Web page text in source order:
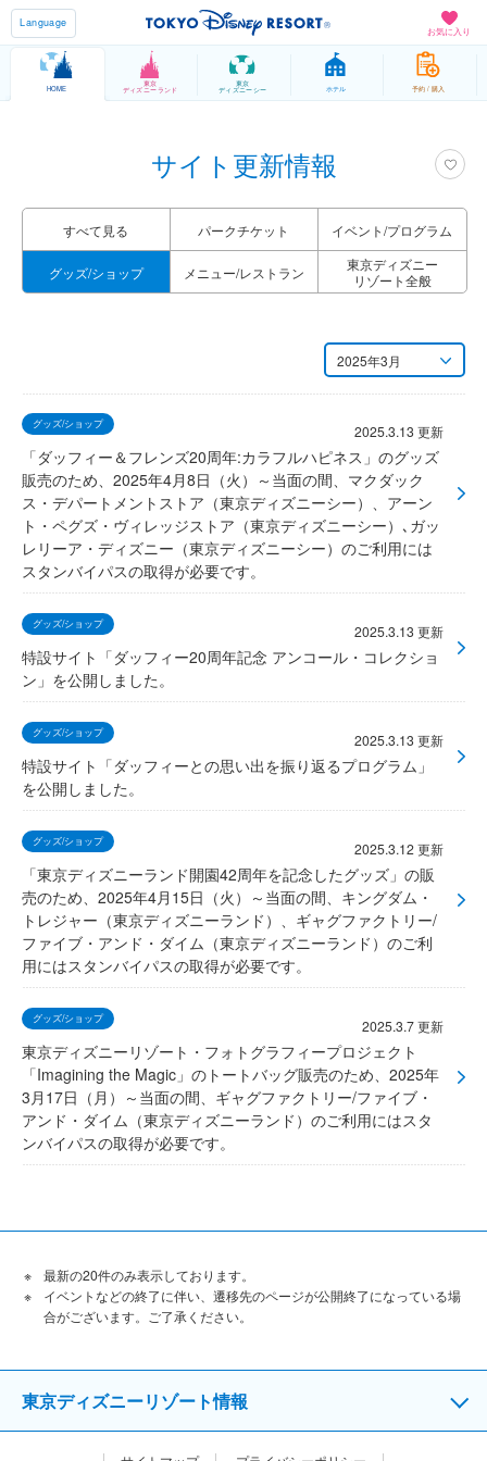
お気に入り
Language
HOME
東京
ディズニーランド
東京
ディズニーシー ホテル 予約 / 購入
サイト更新情報
すべて見る パークチケット イベント/プログラム
グッズ/ショップ メニュー/レストラン
東京ディズニー
リゾート全般
2025年3月
月別
2026年8月
2026年7月
2026年6月
2026年5月
2026年2月
2025年12月
2025年11月
2025年10月
2025年9月
グッズ/ショップ 2025.3.13 更新
「ダッフィー＆フレンズ20周年:カラフルハピネス」のグッズ
販売のため、2025年4月8日（火）～当面の間、マクダック
ス・デパートメントストア（東京ディズニーシー）、アーン
ト・ペグズ・ヴィレッジストア（東京ディズニーシー）､ガッ
レリーア・ディズニー（東京ディズニーシー）のご利用には
スタンバイパスの取得が必要です。
グッズ/ショップ 2025.3.13 更新
特設サイト「ダッフィー20周年記念 アンコール・コレクショ
ン」を公開しました。
グッズ/ショップ 2025.3.13 更新
特設サイト「ダッフィーとの思い出を振り返るプログラム」
を公開しました。
グッズ/ショップ 2025.3.12 更新
「東京ディズニーランド開園42周年を記念したグッズ」の販
売のため、2025年4月15日（火）～当面の間、キングダム・
トレジャー（東京ディズニーランド）、ギャグファクトリー/
ファイブ・アンド・ダイム（東京ディズニーランド）のご利
用にはスタンバイパスの取得が必要です。
グッズ/ショップ 2025.3.7 更新
東京ディズニーリゾート・フォトグラフィープロジェクト
「Imagining the Magic」のトートバッグ販売のため、2025年
3月17日（月）～当面の間、ギャグファクトリー/ファイブ・
アンド・ダイム（東京ディズニーランド）のご利用にはスタ
ンバイパスの取得が必要です。
最新の20件のみ表示しております。
イベントなどの終了に伴い、遷移先のページが公開終了になっている場
合がございます。ご了承ください。
東京ディズニーリゾート情報